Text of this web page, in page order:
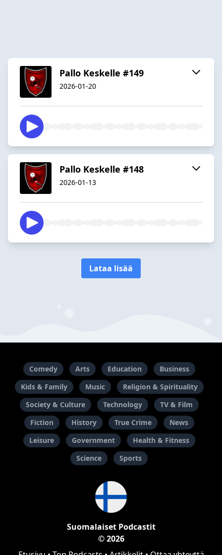
Pallo Keskelle #149
2026-01-20
Pallo Keskelle #148
2026-01-13
Lataa lisää
Comedy Arts Education
Business
Kids & Family
Music
Religion & Spirituality
Society & Culture
Technology
TV & Film
Fiction
History True Crime
News
Leisure
Government
Health & Fitness
Science
Sports
Suomalaiset Podcastit
© 2026